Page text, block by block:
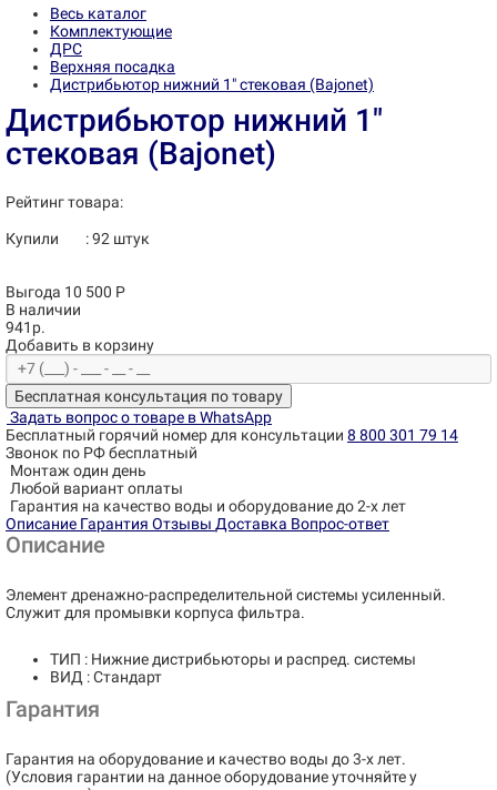
Весь каталог
Комплектующие
ДРС
Верхняя посадка
Дистрибьютор нижний 1" стековая (Bajonet)
Дистрибьютор нижний 1"
стековая (Bajonet)
Рейтинг товара:
Купили :92 штук
Выгода 10 500 Р
В наличии
941р.
Добавить в корзину
Бесплатная консультация по товару
Задать вопрос о товаре в WhatsApp
Бесплатный горячий номер для консультации 8 800 301 79 14
Звонок по РФ бесплатный
Монтаж один день
Любой вариант оплаты
Гарантия на качество воды и оборудование до 2-х лет
Описание Гарантия Отзывы Доставка Вопрос-ответ
Описание
Элемент дренажно-распределительной системы усиленный.
Служит для промывки корпуса фильтра.
ТИП : Нижние дистрибьюторы и распред. системы
ВИД : Стандарт
Гарантия
Гарантия на оборудование и качество воды до 3-х лет.
(Условия гарантии на данное оборудование уточняйте у